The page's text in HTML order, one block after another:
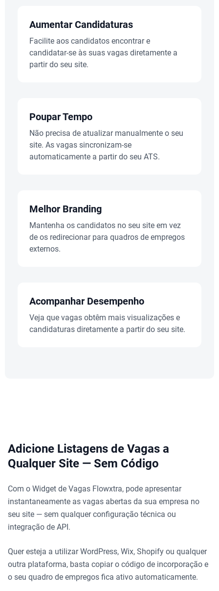
Aumentar Candidaturas
Facilite aos candidatos encontrar e
candidatar-se às suas vagas diretamente a
partir do seu site.
Poupar Tempo
Não precisa de atualizar manualmente o seu
site. As vagas sincronizam-se
automaticamente a partir do seu ATS.
Melhor Branding
Mantenha os candidatos no seu site em vez
de os redirecionar para quadros de empregos
externos.
Acompanhar Desempenho
Veja que vagas obtêm mais visualizações e
candidaturas diretamente a partir do seu site.
Adicione Listagens de Vagas a
Qualquer Site — Sem Código
Com o Widget de Vagas Flowxtra, pode apresentar
instantaneamente as vagas abertas da sua empresa no
seu site — sem qualquer configuração técnica ou
integração de API.
Quer esteja a utilizar WordPress, Wix, Shopify ou qualquer
outra plataforma, basta copiar o código de incorporação e
o seu quadro de empregos fica ativo automaticamente.